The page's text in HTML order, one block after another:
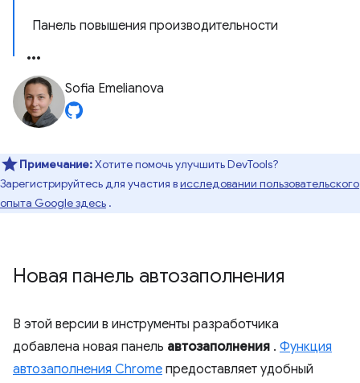
Панель повышения производительности
Sofia Emelianova
Примечание:Хотите помочь улучшить DevTools?
Зарегистрируйтесь для участия висследовании пользовательского
опыта Google здесь .
Новая панель автозаполнения
В этой версии в инструменты разработчика
добавлена ​​новая панель автозаполнения . Функция
автозаполнения Chrome предоставляет удобный